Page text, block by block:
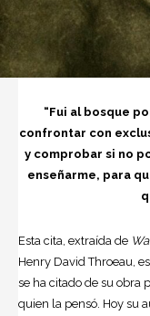
“Fui al bosque
confrontar con
y comprobar si no
enseñarme, para
Esta cita, extraída de
Henry David Throeau,
se ha citado de su obra
quien la pensó. Hoy su